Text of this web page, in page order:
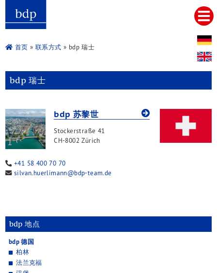
Hauptmenu
首页
法律咨询及诉讼
审计及审计相关服务
企业重组及重組意见
并购及企业接班人
管理咨询
中国咨询
企业设立
簿记
中德并购
企业融资
工业服务
入境投资
核心团队
首页 »联系方式 » bdp 瑞士
bdp 瑞士
bdp 苏黎世
Stockerstraße 41
CH-8002 Zürich
+41 58 400 70 70
silvan.huerlimann@bdp-team.de
bdp 地点
bdp 德国
柏林
法兰克福